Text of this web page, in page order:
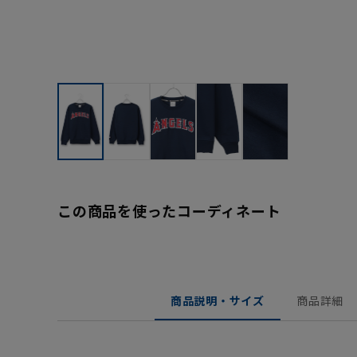
この商品を使ったコーディネート
商品説明・サイズ 商品詳細